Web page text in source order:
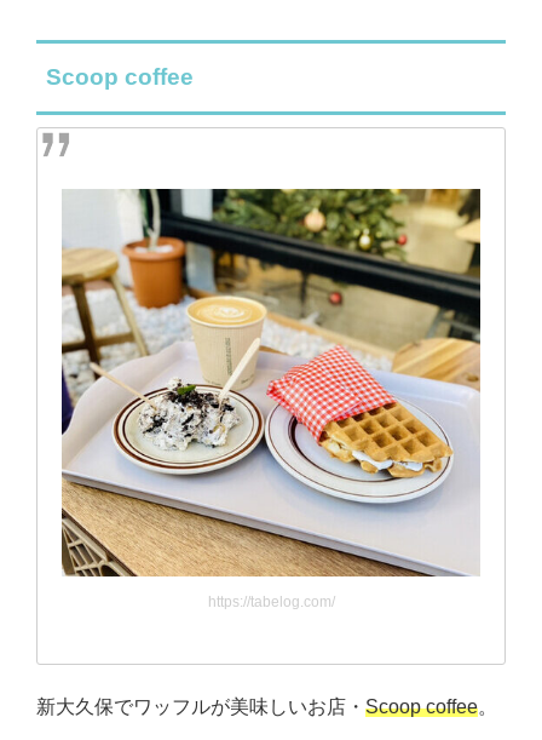
Scoop coffee
https://tabelog.com/
新大久保でワッフルが美味しいお店・ Scoop coffee。